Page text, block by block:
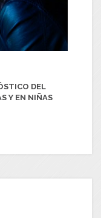
DEL
Y EN NIÑAS